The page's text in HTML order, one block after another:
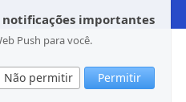
importantes
Push para você.
Não permitir Permitir